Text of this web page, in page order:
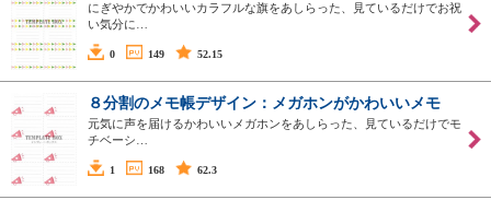
にぎやかでかわいいカラフルな旗をあしらった、見ているだけでお祝
い気分に…
0 149 52.15
８分割のメモ帳デザイン：メガホンがかわいいメモ
元気に声を届けるかわいいメガホンをあしらった、見ているだけでモ
チベーシ…
1 168 62.3